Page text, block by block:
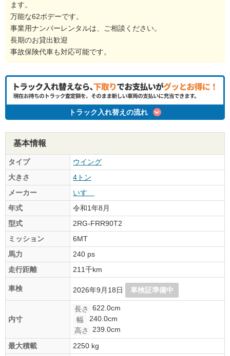
ます。
万能な62ボデーです。
事業用ナンバーレンタルは、ご相談ください。
長期のお貸出歓迎
事故保険代車も対応可能です。
トラック入れ替えの流れ
基本情報
タイプ
ウイング
大きさ
4トン
メーカー
いすゞ
年式
令和1年8月
型式
2RG-FRR90T2
ミッション
6MT
馬力
240 ps
走行距離
211千km
車検 2026年9月18日 車検証準備中
内寸
長さ
622.0cm
幅
240.0cm
高さ
239.0cm
最大積載
2250 kg